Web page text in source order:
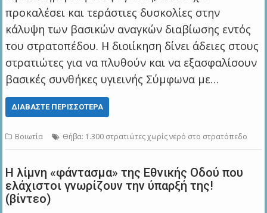
προκαλέσει και τεράστιες δυσκολίες στην
κάλυψη των βασικών αναγκών διαβίωσης εντός
του στρατοπέδου. Η διοιίκηση δίνει άδειες στους
στρατιώτες για να πλυθούν και να εξασφαλίσουν
βασικές συνθήκες υγιεινής Σύμφωνα με…
ΔΙΑΒΆΣΤΕ ΠΕΡΙΣΣΌΤΕΡΑ
Βοιωτία Θήβα: 1.300 στρατιώτες χωρίς νερό στο στρατόπεδο
Η λίμνη «φάντασμα» της Εθνικής Οδού που
ελάχιστοι γνωρίζουν την ύπαρξή της!
(βίντεο)